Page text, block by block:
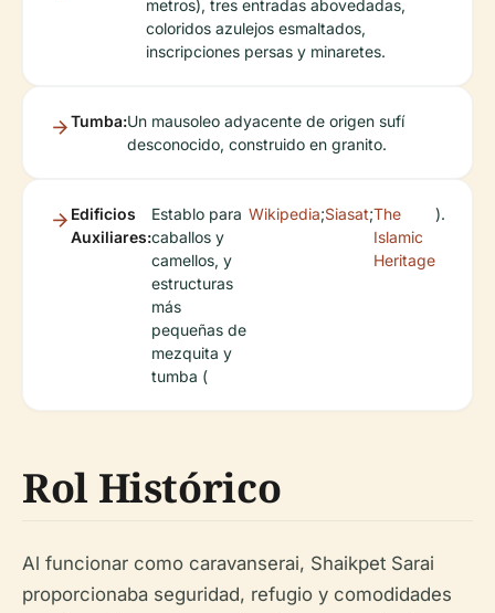
metros), tres entradas abovedadas,
coloridos azulejos esmaltados,
inscripciones persas y minaretes.
Tumba:Un mausoleo adyacente de origen sufí
desconocido, construido en granito.
Edificios
Auxiliares:
Establo para
caballos y
camellos, y
estructuras
más
pequeñas de
mezquita y
tumba (
Wikipedia;Siasat;The
Islamic
Heritage
).
Rol Histórico
Al funcionar como caravanserai, Shaikpet Sarai
proporcionaba seguridad, refugio y comodidades